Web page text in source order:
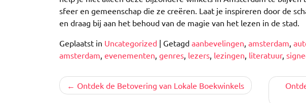
sfeer en gemeenschap die ze creëren. Laat je inspireren door de
en draag bij aan het behoud van de magie van het lezen in de stad.
Geplaatst in Uncategorized | Getagd aanbevelingen, amsterdam,
amsterdam, evenementen, genres, lezers, lezingen, literatuur,
Berichtnavigatie
Ontdek de Betovering van Lokale Boekwinkels